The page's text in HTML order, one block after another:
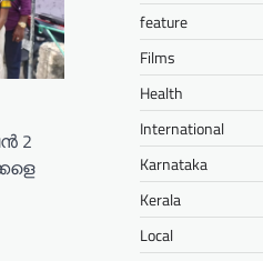
2
feature
Films
Health
International
Karnataka
Kerala
Local